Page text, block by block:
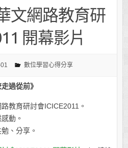
文網路教育研
開幕影片
數位學習心得分享
過從前》
教育研討會ICICE2011。
動。
、分享。